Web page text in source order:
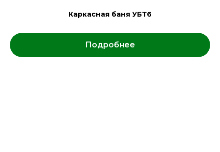
Каркасная баня УБТ6
Подробнее